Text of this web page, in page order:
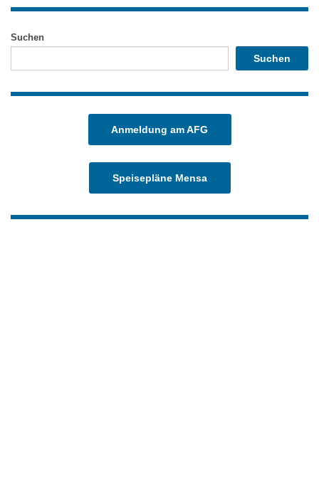
Suchen
Suchen
Anmeldung am AFG
Speisepläne Mensa